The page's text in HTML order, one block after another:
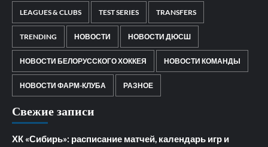
LEAGUES & CLUBS TEST SERIES TRANSFERS
TRENDING НОВОСТИ НОВОСТИ ДЮСШ
НОВОСТИ БЕЛОРУССКОГО ХОККЕЯ НОВОСТИ КОМАНДЫ
НОВОСТИ ФАРМ-КЛУБА РАЗНОЕ
Свежие записи
ХК «Сибирь»: расписание матчей, календарь игр и